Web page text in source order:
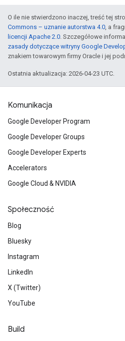
O ile nie stwierdzono inaczej, treść tej
Commons – uznanie autorstwa 4.0, a
licencji Apache 2.0. Szczegółowe
zasady dotyczące witryny Google
znakiem towarowym firmy Oracle i jej
Ostatnia aktualizacja: 2026-04-23 UTC.
Komunikacja
Google Developer Program
Google Developer Groups
Google Developer Experts
Accelerators
Google Cloud & NVIDIA
Społeczność
Blog
Bluesky
Instagram
LinkedIn
X (Twitter)
YouTube
Build